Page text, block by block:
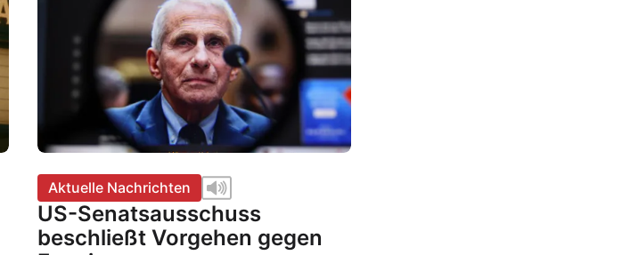
Aktuelle Nachrichten
US-Senatsausschuss
beschließt Vorgehen gegen